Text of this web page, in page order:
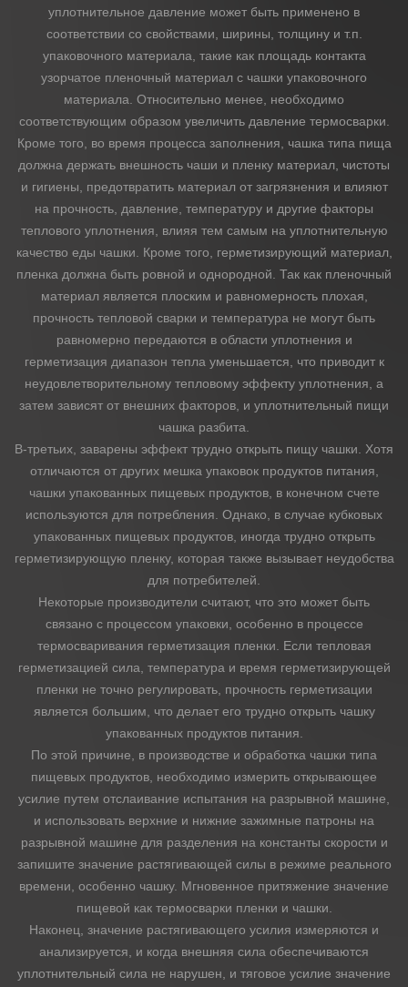
уплотнительное давление может быть применено в
соответствии со свойствами, ширины, толщину и т.п.
упаковочного материала, такие как площадь контакта
узорчатое пленочный материал с чашки упаковочного
материала. Относительно менее, необходимо
соответствующим образом увеличить давление термосварки.
Кроме того, во время процесса заполнения, чашка типа пища
должна держать внешность чаши и пленку материал, чистоты
и гигиены, предотвратить материал от загрязнения и влияют
на прочность, давление, температуру и другие факторы
теплового уплотнения, влияя тем самым на уплотнительную
качество еды чашки. Кроме того, герметизирующий материал,
пленка должна быть ровной и однородной. Так как пленочный
материал является плоским и равномерность плохая,
прочность тепловой сварки и температура не могут быть
равномерно передаются в области уплотнения и
герметизация диапазон тепла уменьшается, что приводит к
неудовлетворительному тепловому эффекту уплотнения, а
затем зависят от внешних факторов, и уплотнительный пищи
чашка разбита.
В-третьих, заварены эффект трудно открыть пищу чашки. Хотя
отличаются от других мешка упаковок продуктов питания,
чашки упакованных пищевых продуктов, в конечном счете
используются для потребления. Однако, в случае кубковых
упакованных пищевых продуктов, иногда трудно открыть
герметизирующую пленку, которая также вызывает неудобства
для потребителей.
Некоторые производители считают, что это может быть
связано с процессом упаковки, особенно в процессе
термосваривания герметизация пленки. Если тепловая
герметизацией сила, температура и время герметизирующей
пленки не точно регулировать, прочность герметизации
является большим, что делает его трудно открыть чашку
упакованных продуктов питания.
По этой причине, в производстве и обработка чашки типа
пищевых продуктов, необходимо измерить открывающее
усилие путем отслаивание испытания на разрывной машине,
и использовать верхние и нижние зажимные патроны на
разрывной машине для разделения на константы скорости и
запишите значение растягивающей силы в режиме реального
времени, особенно чашку. Мгновенное притяжение значение
пищевой как термосварки пленки и чашки.
Наконец, значение растягивающего усилия измеряются и
анализируется, и когда внешняя сила обеспечиваются
уплотнительный сила не нарушен, и тяговое усилие значение